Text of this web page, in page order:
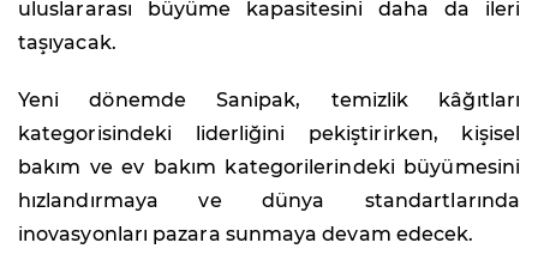
uluslararası büyüme kapasitesini daha da ileri
taşıyacak.
Yeni dönemde Sanipak, temizlik kâğıtları
kategorisindeki liderliğini pekiştirirken, kişisel
bakım ve ev bakım kategorilerindeki büyümesini
hızlandırmaya ve dünya standartlarında
inovasyonları pazara sunmaya devam edecek.